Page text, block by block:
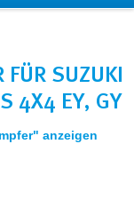
FÜR SUZUKI
4X4 EY, GY
anzeigen